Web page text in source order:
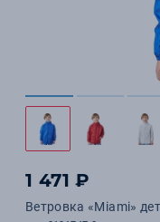
1 471 ₽
Ветровка «Miami»